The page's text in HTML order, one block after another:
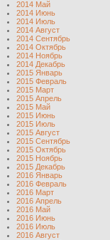
2014 Май
2014 Июнь
2014 Июль
2014 Август
2014 Сентябрь
2014 Октябрь
2014 Ноябрь
2014 Декабрь
2015 Январь
2015 Февраль
2015 Март
2015 Апрель
2015 Май
2015 Июнь
2015 Июль
2015 Август
2015 Сентябрь
2015 Октябрь
2015 Ноябрь
2015 Декабрь
2016 Январь
2016 Февраль
2016 Март
2016 Апрель
2016 Май
2016 Июнь
2016 Июль
2016 Август